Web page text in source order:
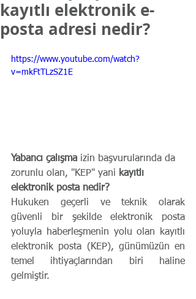
kayıtlı elektronik e-
posta adresi nedir?
https://www.youtube.com/watch?
v=mkFtTLzSZ1E
Yabancı çalışma izin başvurularında da
zorunlu olan, "KEP" yani kayıtlı
elektronik posta nedir?
Hukuken geçerli ve teknik olarak
güvenli bir şekilde elektronik posta
yoluyla haberleşmenin yolu olan kayıtlı
elektronik posta (KEP), günümüzün en
temel ihtiyaçlarından biri haline
gelmiştir.